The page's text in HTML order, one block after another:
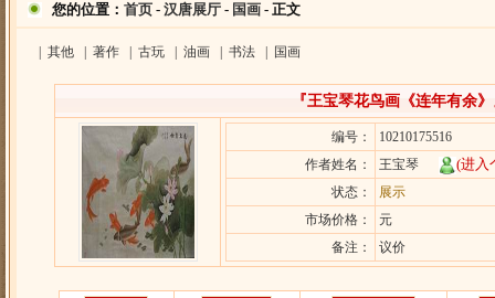
您的位置： 首页 - 汉唐展厅 - 国画 - 正文
其他 著作 古玩 油画 书法 国画
『王宝琴花鸟画《连年有余
编号：
10210175516
作者姓名：
王宝琴 (进入
状态：
展示
市场价格：
元
备注：
议价